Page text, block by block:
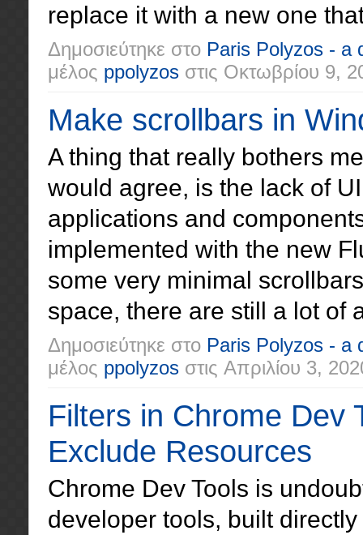
replace it with a new one
Δημοσιεύτηκε στο Paris Polyzos - a
μέλος ppolyzos στις Οκτωβρίου 9,
Make scrollbars in
A thing that really bothers
would agree, is the lack of
applications and
implemented with the new
some very minimal
space, there are still a lot of
Δημοσιεύτηκε στο Paris Polyzos - a
μέλος ppolyzos στις Απριλίου 3,
Filters in Chrome Dev
Exclude Resources
Chrome Dev Tools is
developer tools, built